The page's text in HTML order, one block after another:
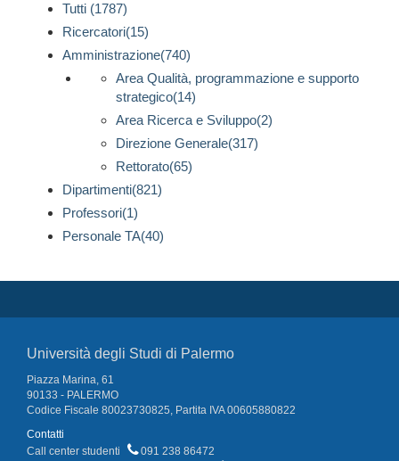
Tutti (1787)
Ricercatori(15)
Amministrazione(740)
Area Qualità, programmazione e supporto
strategico(14)
Area Ricerca e Sviluppo(2)
Direzione Generale(317)
Rettorato(65)
Dipartimenti(821)
Professori(1)
Personale TA(40)
Università degli Studi di Palermo
Piazza Marina, 61
90133 - PALERMO
Codice Fiscale 80023730825, Partita IVA 00605880822
Contatti
Call center studenti
091 238 86472